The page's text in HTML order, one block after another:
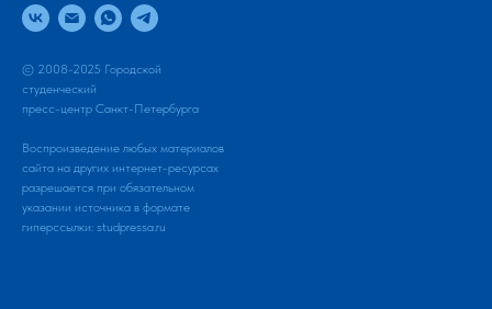
© 2008-2025 Городской
студенческий
пресс-центр Санкт-Петербурга
Воспроизведение любых материалов
сайта на других интернет-ресурсах
разрешается при обязательном
указании источника в формате
гиперссылки: studpressa.ru